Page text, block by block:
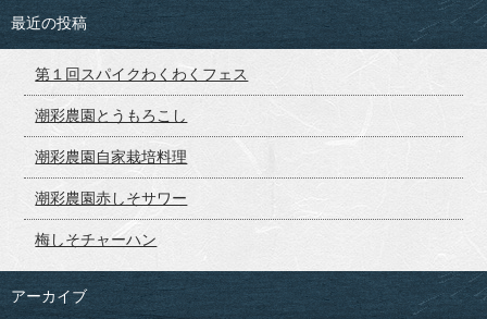
最近の投稿
第１回スパイクわくわくフェス
潮彩農園とうもろこし
潮彩農園自家栽培料理
潮彩農園赤しそサワー
梅しそチャーハン
アーカイブ